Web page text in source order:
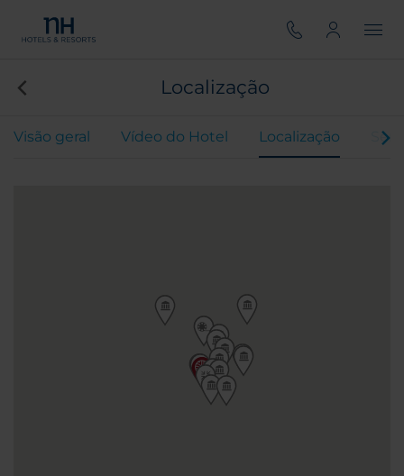
Localização
Visão geral Vídeo do Hotel Localização